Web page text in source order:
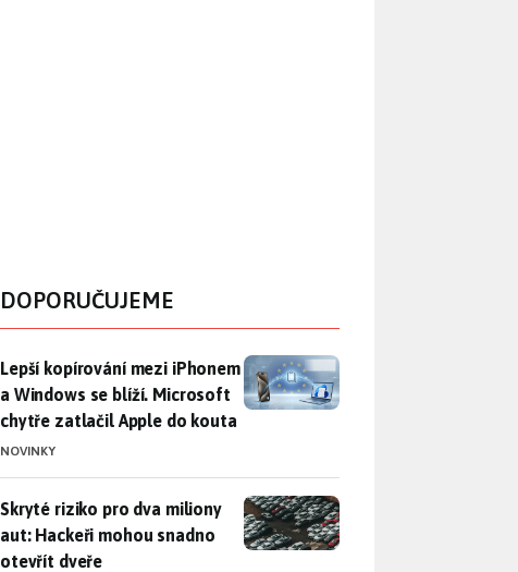
DOPORUČUJEME
Lepší kopírování mezi iPhonem a Windows se blíží. Microsoft
Lepší kopírování mezi iPhonem
a Windows se blíží. Microsoft
chytře zatlačil Apple do kouta
NOVINKY
Skryté riziko pro dva miliony aut: Hackeři mohou snadno otevřít
Skryté riziko pro dva miliony
aut: Hackeři mohou snadno
otevřít dveře